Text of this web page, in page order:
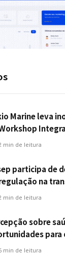
Marine leva
min de leitura
participa de
na
min de leitura
sobre
para
cobertura e
min de leitura